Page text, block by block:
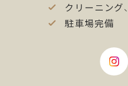
クリーニング
駐車場完備